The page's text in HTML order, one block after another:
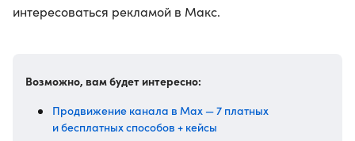
интересоваться рекламой в Макс.
Возможно, вам будет интересно:
Продвижение канала в Max — 7 платных
и бесплатных способов + кейсы